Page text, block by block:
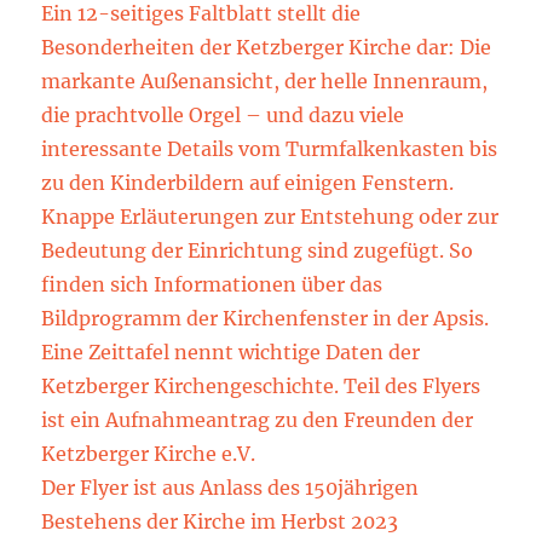
Ein 12-seitiges Faltblatt stellt die
Besonderheiten der Ketzberger Kirche dar: Die
markante Außenansicht, der helle Innenraum,
die prachtvolle Orgel – und dazu viele
interessante Details vom Turmfalkenkasten bis
zu den Kinderbildern auf einigen Fenstern.
Knappe Erläuterungen zur Entstehung oder zur
Bedeutung der Einrichtung sind zugefügt. So
finden sich Informationen über das
Bildprogramm der Kirchenfenster in der Apsis.
Eine Zeittafel nennt wichtige Daten der
Ketzberger Kirchengeschichte. Teil des Flyers
ist ein Aufnahmeantrag zu den Freunden der
Ketzberger Kirche e.V.
Der Flyer ist aus Anlass des 150jährigen
Bestehens der Kirche im Herbst 2023